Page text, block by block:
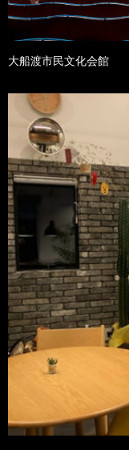
大船渡市民文化会館